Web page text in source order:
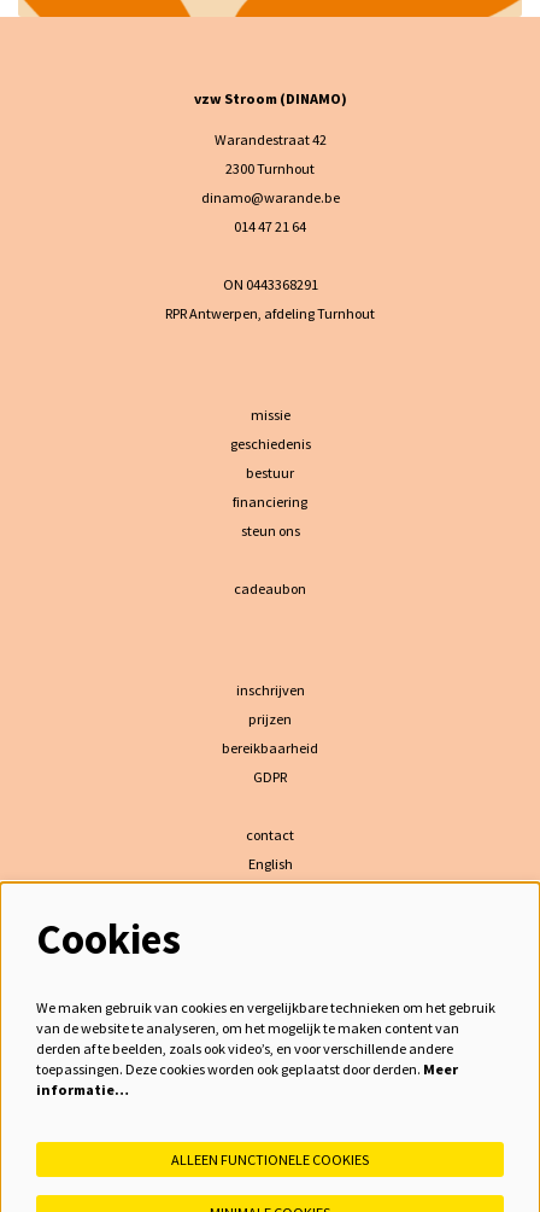
vzw Stroom (DINAMO)
Warandestraat 42
2300 Turnhout
dinamo@warande.be
014 47 21 64
ON 0443368291
RPR Antwerpen, afdeling Turnhout
missie
geschiedenis
bestuur
financiering
steun ons
cadeaubon
inschrijven
prijzen
bereikbaarheid
GDPR
contact
English
meld je aan voor de nieuwsbrief
Cookies
We maken gebruik van cookies en vergelijkbare technieken om het gebruik
van de website te analyseren, om het mogelijk te maken content van
derden af te beelden, zoals ook video’s, en voor verschillende andere
toepassingen. Deze cookies worden ook geplaatst door derden. Meer
informatie…
ALLEEN FUNCTIONELE COOKIES